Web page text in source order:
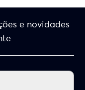
e novidades